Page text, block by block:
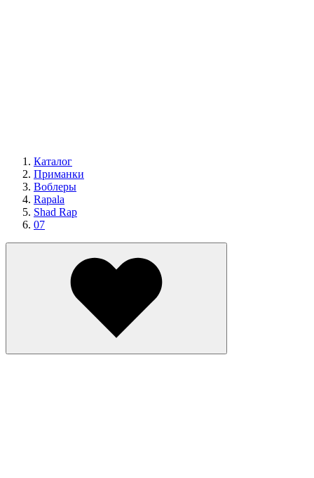
Каталог
Приманки
Воблеры
Rapala
Shad Rap
07